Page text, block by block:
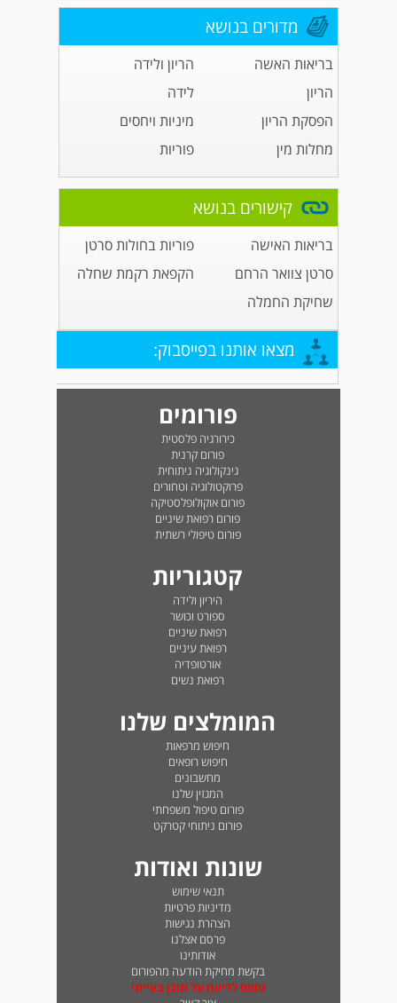
מדורים בנושא
בריאות האשה
הריון ולידה
הריון
לידה
הפסקת הריון
מיניות ויחסים
מחלות מין
פוריות
קישורים בנושא
בריאות האישה
פוריות בחולות סרטן
סרטן צוואר הרחם
הקפאת רקמת שחלה
שחיקת החמלה
מצאו אותנו בפייסבוק:
פורומים
כירורגיה פלסטית
פורום קרנית
גינקולוגיה ניתוחית
פרוקטולוגיה וטחורים
פורום אוקולופלסטיקה
פורום רפואת שיניים
פורום טיפולי רשתית
קטגוריות
היריון ולידה
ספורט וכושר
רפואת שיניים
רפואת עיניים
אורטופדיה
רפואת נשים
המומלצים שלנו
חיפוש מרפאות
חיפוש רופאים
מחשבונים
המגזין שלנו
פורום טיפול משפחתי
פורום ניתוחי קטרקט
שונות ואודות
תנאי שימוש
מדיניות פרטיות
הצהרת נגישות
פרסם אצלנו
אודותינו
בקשת מחיקת הודעה מהפורום
טופס לדיווח על תוכן בעייתי